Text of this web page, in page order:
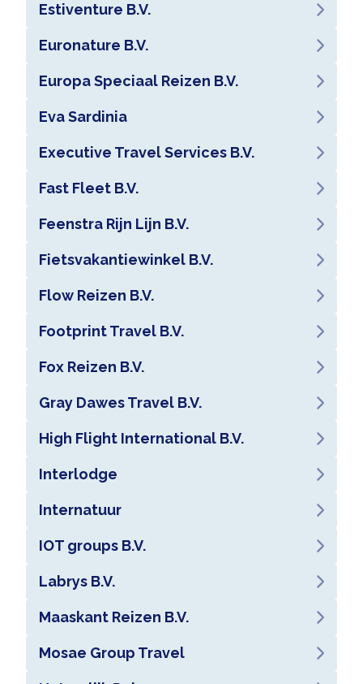
Estiventure B.V.
Euronature B.V.
Europa Speciaal Reizen B.V.
Eva Sardinia
Executive Travel Services B.V.
Fast Fleet B.V.
Feenstra Rijn Lijn B.V.
Fietsvakantiewinkel B.V.
Flow Reizen B.V.
Footprint Travel B.V.
Fox Reizen B.V.
Gray Dawes Travel B.V.
High Flight International B.V.
Interlodge
Internatuur
IOT groups B.V.
Labrys B.V.
Maaskant Reizen B.V.
Mosae Group Travel